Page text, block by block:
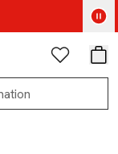
Favoriter